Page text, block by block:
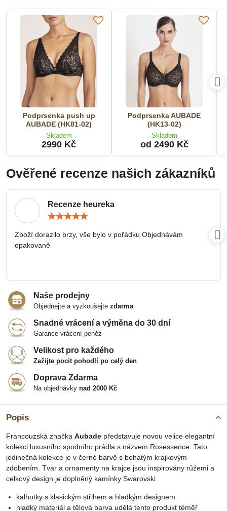
Popis
Francouzská značka Aubade představuje novou velice elegantní
kolekci luxusního spodního prádla s názvem Rosessence. Tato
jedinečná kolekce je v černé barvě s bohatým krajkovým
zdobením. Tvar a ornamenty na krajce jsou inspirovány růžemi a
celkový design je doplněný kamínky Swarovski.
kalhotky s klasickým střihem a hladkým designem
hladký materiál a tělová barva udělá tento produkt téměř
Podprsenka push up
AUBADE (HK81-02)
Skladem
2990 Kč
Podprsenka AUBADE
(HK13-02)
Skladem
od 2490 Kč
Ověřené recenze našich zákazníků
Recenze heureka
5
Zboží dorazilo brzy, vše bylo v pořádku Objednávám
opakovaně
Naše prodejny
Objednejte a vyzkoušejte zdarma
Snadné vrácení a výměna do 30 dní
Garance vrácení peněz
Velikost pro každého
Zažijte pocit pohodlí po celý den
Doprava Zdarma
Na objednávky nad 2000 Kč